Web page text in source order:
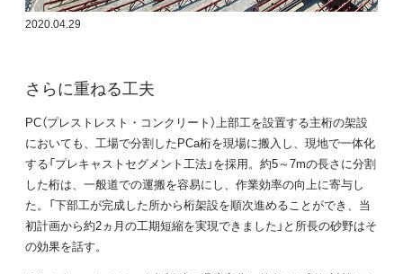
2020.04.29
さらに重ねる工夫
PC（プレストレスト・コンクリート）上部工を設置する主桁の架設
においても、工場で分割したPCa桁を現場に搬入し、現地で一体化
する「プレキャストセグメント工法」を採用。約5～7mの長さに分割
した桁は、一般道での運搬を容易にし、作業効率の向上に寄与し
た。「下部工が完成した所から桁架設を順次進めることができ、当
初計画から約2ヵ月の工期短縮を実現できました」と所長の砂野はそ
の効果を話す。